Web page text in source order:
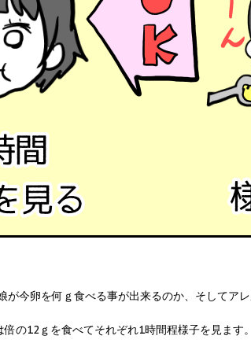
が今卵を何ｇ食べる事が出来るのか、そしてア
の12ｇを食べてそれぞれ1時間程様子を見ます。